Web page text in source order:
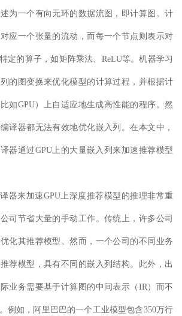
为一个有向无环的数据流图，即计算图。计
应一个张量的流动，而每一个节点则表示对
定的算子，如矩阵乘法、ReLU等。机器学习
的图变换来优化模型的计算过程，并根据计
如GPU）上自适应地生成高性能的程序。然
译器都无法有效地优化嵌入列 。在本文中，
器通过GPU上的大量嵌入列来加速推荐模型
器来加速GPU上深度推荐模型的推理非常重
司节省大量的手动工作。传统上，许多公司
优化其推荐模型。然而，一个公司的不同业务
荐模型，具有不同的嵌入列结构。此外，出
业务需要基于计算图的中间表示（IR）而不
例如，阿里巴巴的一个工业模型包含350万行